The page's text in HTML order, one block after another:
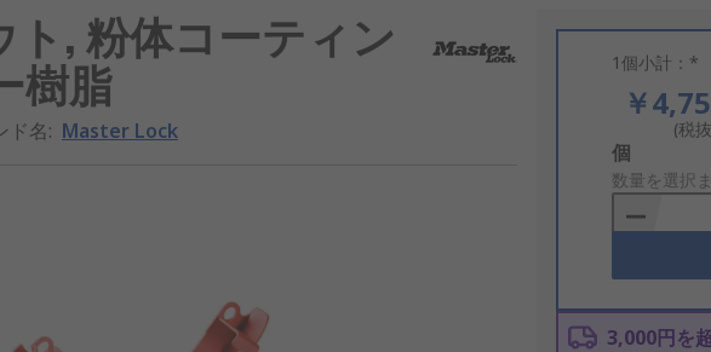
ト, 粉体コーティン
樹脂
ド名: Master Lock
1個小計：*
￥
(税
Add
to
Basket
個
数量を選択
3,000円を